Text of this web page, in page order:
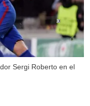
Sergi Roberto en el
X